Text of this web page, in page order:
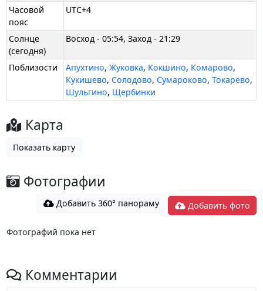
Часовой
пояс
UTC+4
Солнце
(сегодня)
Восход - 05:54, Заход - 21:29
Поблизости Апухтино,Жуковка, Кокшино, Комарово,
Кукишево, Солодово, Сумароково,Токарево,
Шульгино, Щербинки
Карта
Показать карту
Фотографии
Добавить 360° панораму Добавить фото
Фотографий пока нет
Комментарии